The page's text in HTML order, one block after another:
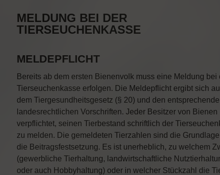
MELDUNG BEI DER
TIERSEUCHENKASSE
MELDEPFLICHT
Bereits ab dem ersten Bienenvolk muss eine Meldung bei
Tierseuchenkasse erfolgen. Die Meldepflicht ergibt sich
dem Tiergesundheitsgesetz (§ 20) und den
landesrechtlichen Vorschriften. Jeder Besitzer von Bienen
verpflichtet, seinen Tierbestand schriftlich der
zu melden. Die gemeldeten Tierzahlen sind die
die Beitragsfestsetzung. Es ist unerheblich, zu welchem
(gewerbliche Tierhaltung, landwirtschaftliche
oder auch Hobbyhaltung) oder in welcher Stückzahl die